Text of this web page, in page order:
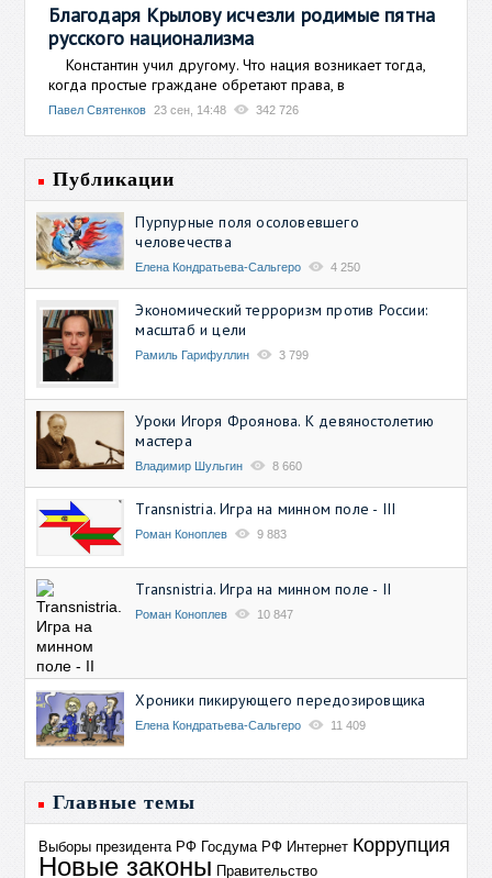
Благодаря Крылову исчезли родимые пятна
русского национализма
Константин учил другому. Что нация возникает тогда,
когда простые граждане обретают права, в
Павел Святенков 23 сен, 14:48 342 726
Публикации
Пурпурные поля осоловевшего
человечества
Елена Кондратьева-Сальгеро 4 250
Экономический терроризм против России:
масштаб и цели
Рамиль Гарифуллин 3 799
Уроки Игоря Фроянова. К девяностолетию
мастера
Владимир Шульгин 8 660
Transnistria. Игра на минном поле - III
Роман Коноплев 9 883
Transnistria. Игра на минном поле - II
Роман Коноплев 10 847
Хроники пикирующего передозировщика
Елена Кондратьева-Сальгеро 11 409
Главные темы
Выборы президента РФ Госдума РФ Интернет Коррупция
Новые законы Правительство